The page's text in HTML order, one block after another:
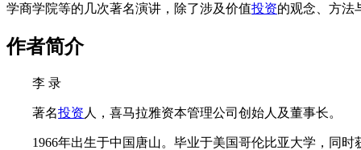
学商学院等的几次著名演讲，除了涉及价值投资的观念、方法
作者简介
李 录
著名投资 人，喜马拉雅资本管理公司创始人及董事长。
1966年出生于中国唐山。毕业于美国哥伦比亚大学，同